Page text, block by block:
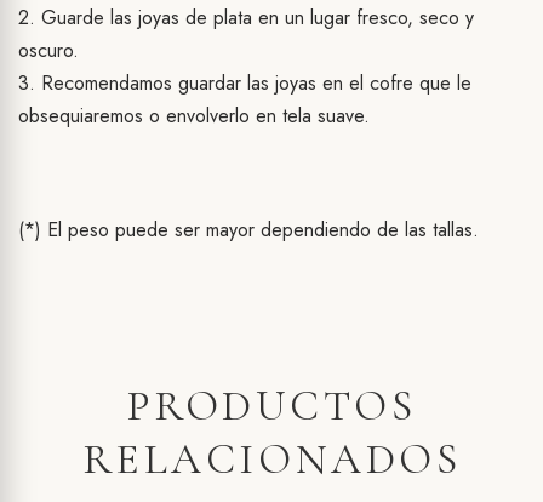
2. Guarde las joyas de plata en un lugar fresco, seco y
oscuro.
3. Recomendamos guardar las joyas en el cofre que le
obsequiaremos o envolverlo en tela suave.
(*) El peso puede ser mayor dependiendo de las tallas.
PRODUCTOS
RELACIONADOS